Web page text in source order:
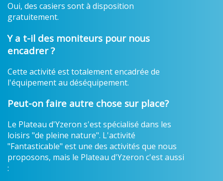
Oui, des casiers sont à disposition
gratuitement.
Y a t-il des moniteurs pour nous
encadrer ?
Cette activité est totalement encadrée de
l'équipement au déséquipement.
Peut-on faire autre chose sur place?
Le Plateau d'Yzeron s'est spécialisé dans les
loisirs "de pleine nature". L'activité
"Fantasticable" est une des activités que nous
proposons, mais le Plateau d'Yzeron c'est aussi
: